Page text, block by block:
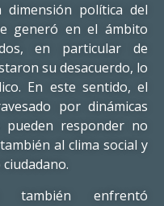
política del
generó en el ámbito
en particular de
su desacuerdo, lo
En este sentido, el
por dinámicas
responder no
al clima social y
también enfrentó